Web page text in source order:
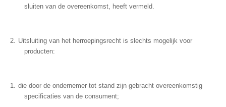
sluiten van de overeenkomst, heeft vermeld.
Uitsluiting van het herroepingsrecht is slechts mogelijk voor
producten:
die door de ondernemer tot stand zijn gebracht overeenkomstig
specificaties van de consument;